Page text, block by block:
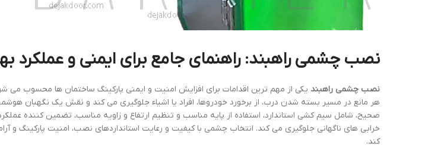
نصب چشمی راهبند: راهنمای جامع برای ایمنی و عملکرد
نصب چشمی راهبند یکی از مهم ترین اقدامات برای افزایش امنیت و ایمنی پارکینگ ساختمان ها محسوب می
هر مانع در مسیر بسته شدن درب، از برخورد خودروها، افراد یا اشیاء جلوگیری می کند و نقش یک نگهبان
صحیح، شامل سیم کشی استاندارد، استفاده از پایه مناسب و تنظیم ارتفاع و زاویه مناسب، تضمین کننده
خرابی های ناگهانی جلوگیری می کند. انتخاب چشمی با کیفیت و رعایت استانداردهای نصب، امنیت پارکینگ و
کند.